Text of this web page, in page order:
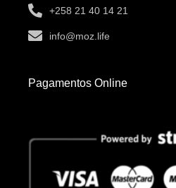
+258 21 40 14 21
info@moz.life
Pagamentos Online